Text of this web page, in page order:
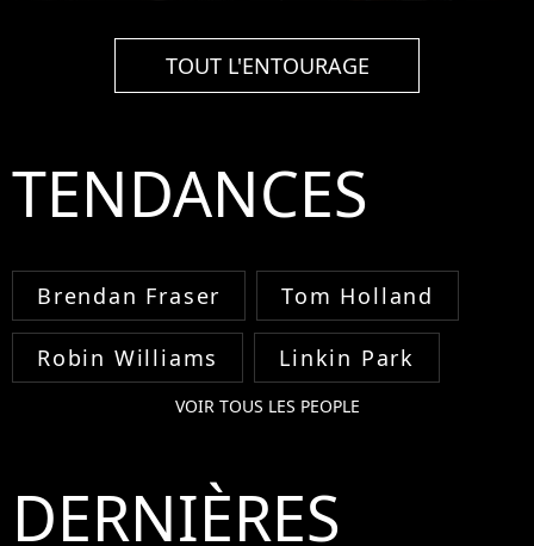
TOUT L'ENTOURAGE
TENDANCES
Brendan Fraser Tom Holland
Robin Williams Linkin Park
VOIR TOUS LES PEOPLE
DERNIÈRES